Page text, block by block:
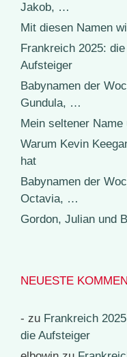
Jakob, …
Mit diesen Namen
Frankreich 2025:
Aufsteiger
Babynamen der
Gundula, …
Mein seltener Name
Warum Kevin
hat
Babynamen der
Octavia, …
Gordon, Julian und
NEUESTE
- zu Frankreich
die Aufsteiger